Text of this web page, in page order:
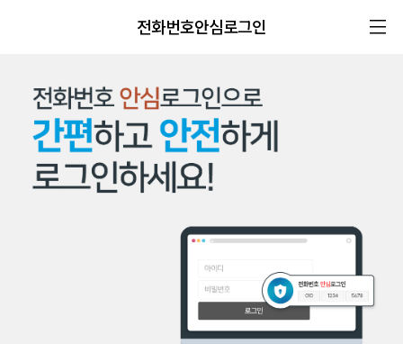
전화번호안심로그인